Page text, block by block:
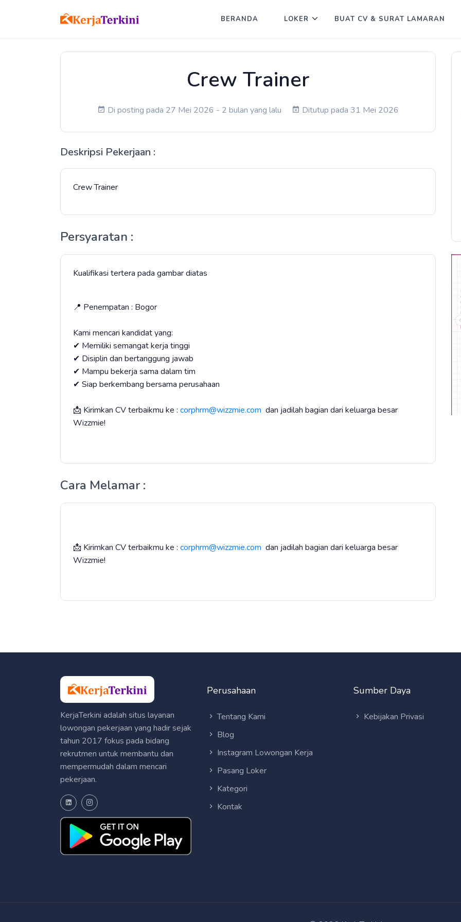
BERANDA LOKER BUAT CV & SURAT LAMARAN
Crew Trainer
Di posting pada 27 Mei 2026 - 2 bulan yang lalu Ditutup pada 31 Mei 2026
Deskripsi Pekerjaan :
Crew Trainer
Persyaratan :
Kualifikasi tertera pada gambar diatas
📍 Penempatan : Bogor
Kami mencari kandidat yang:
✔ Memiliki semangat kerja tinggi
✔ Disiplin dan bertanggung jawab
✔ Mampu bekerja sama dalam tim
✔ Siap berkembang bersama perusahaan
📩 Kirimkan CV terbaikmu ke : corphrm@wizzmie.com dan jadilah bagian dari keluarga besar
Wizzmie!
Cara Melamar :
📩 Kirimkan CV terbaikmu ke : corphrm@wizzmie.com dan jadilah bagian dari keluarga besar
Wizzmie!
KerjaTerkini adalah situs layanan
lowongan pekerjaan yang hadir sejak
tahun 2017 fokus pada bidang
rekrutmen untuk membantu dan
mempermudah dalam mencari
pekerjaan.
Perusahaan
Tentang Kami
Blog
Instagram Lowongan Kerja
Pasang Loker
Kategori
Kontak
Sumber Daya
Kebijakan Privasi